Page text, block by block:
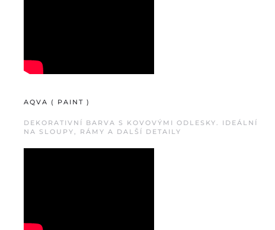
AQVA ( PAINT )
DEKORATIVNÍ BARVA S KOVOVÝMI ODLESKY. IDEÁLNÍ
NA SLOUPY, RÁMY A DALŠÍ DETAILY